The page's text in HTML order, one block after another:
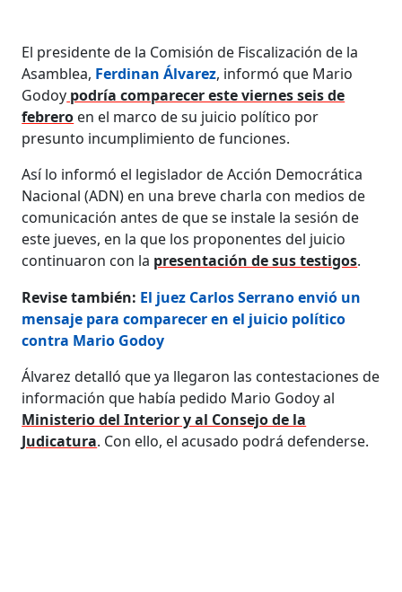
El presidente de la Comisión de Fiscalización de la
Asamblea, Ferdinan Álvarez, informó que Mario
Godoy podría comparecer este viernes seis de
febrero en el marco de su juicio político por
presunto incumplimiento de funciones.
Así lo informó el legislador de Acción Democrática
Nacional (ADN) en una breve charla con medios de
comunicación antes de que se instale la sesión de
este jueves, en la que los proponentes del juicio
continuaron con la presentación de sus testigos.
Revise también: El juez Carlos Serrano envió un
mensaje para comparecer en el juicio político
contra Mario Godoy
Álvarez detalló que ya llegaron las contestaciones de
información que había pedido Mario Godoy al
Ministerio del Interior y al Consejo de la
Judicatura. Con ello, el acusado podrá defenderse.